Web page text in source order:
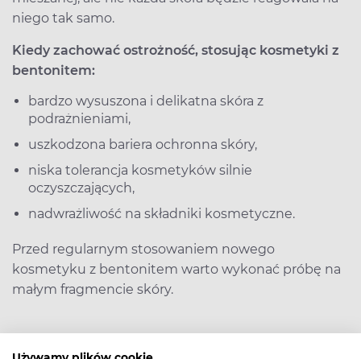
niego tak samo.
Kiedy zachować ostrożność, stosując kosmetyki z
bentonitem:
bardzo wysuszona i delikatna skóra z
podrażnieniami,
uszkodzona bariera ochronna skóry,
niska tolerancja kosmetyków silnie
oczyszczających,
nadwrażliwość na składniki kosmetyczne.
Przed regularnym stosowaniem nowego
kosmetyku z bentonitem warto wykonać próbę na
małym fragmencie skóry.